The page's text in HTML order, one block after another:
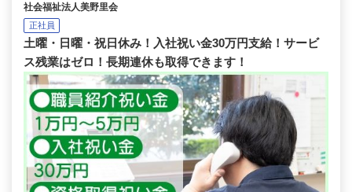
社会福祉法人美野里会
正社員
土曜・日曜・祝日休み！入社祝い金30万円支給！サービ
ス残業はゼロ！長期連休も取得できます！